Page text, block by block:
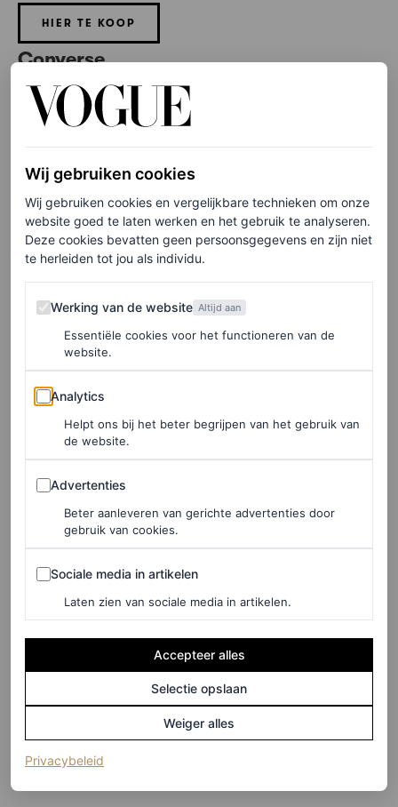
HIER TE KOOP
Converse
©CONVERSE
Chuck Taylor All Stars, € 75
HIER TE KOOP
Bottega Veneta
Wij gebruiken cookies
Wij gebruiken cookies en vergelijkbare technieken om onze
website goed te laten werken en het gebruik te analyseren.
Deze cookies bevatten geen persoonsgegevens en zijn niet
te herleiden tot jou als individu.
Werking van de website
Werking van de website Altijd aan
Essentiële cookies voor het functioneren van de
website.
Analytics
Analytics
Helpt ons bij het beter begrijpen van het gebruik van
de website.
Advertenties
Advertenties
Beter aanleveren van gerichte advertenties door
gebruik van cookies.
Sociale media in artikelen
Sociale media in artikelen
Laten zien van sociale media in artikelen.
Accepteer alles
Selectie opslaan
Weiger alles
Privacybeleid